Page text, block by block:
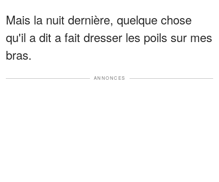
Mais la nuit dernière, quelque chose
qu'il a dit a fait dresser les poils sur mes
bras.
ANNONCES